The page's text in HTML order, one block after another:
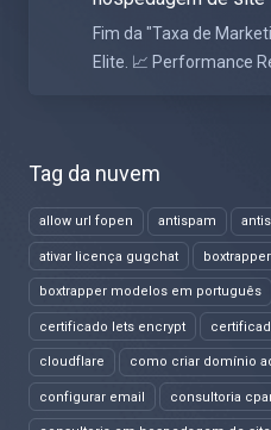
Tag da nuvem
allow url fopen antispam
ativar licença gugchat boxtrapper
boxtrapper modelos em português
certificado lets encrypt
cloudflare como criar domínio
configurar email consultoria
Fim da "Taxa de
Elite. 📈 Performance